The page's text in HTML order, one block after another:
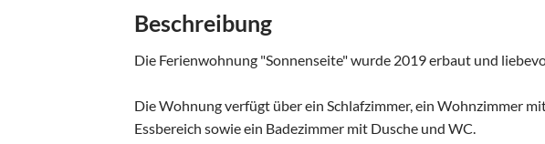
Beschreibung
Die Ferienwohnung "Sonnenseite" wurde 2019 erbaut und
Die Wohnung verfügt über ein Schlafzimmer, ein Wohnzimmer
Essbereich sowie ein Badezimmer mit Dusche und WC.